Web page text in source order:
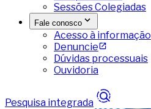
Sessões Colegiadas
Fale conosco
Acesso à informação
Denuncie
Dúvidas processuais
Ouvidoria
Pesquisa integrada